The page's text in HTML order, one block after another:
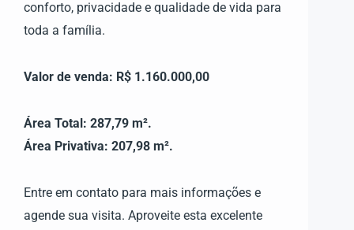
conforto, privacidade e qualidade de vida para
toda a família.
Valor de venda: R$ 1.160.000,00
Área Total: 287,79 m².
Área Privativa: 207,98 m².
Entre em contato para mais informações e
agende sua visita. Aproveite esta excelente